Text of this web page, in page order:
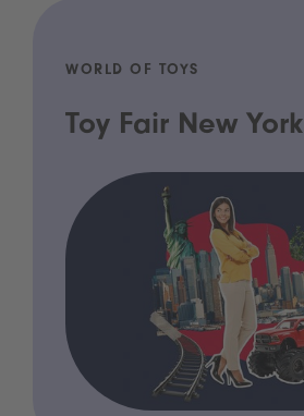
WORLD OF TOYS
Toy Fair New York